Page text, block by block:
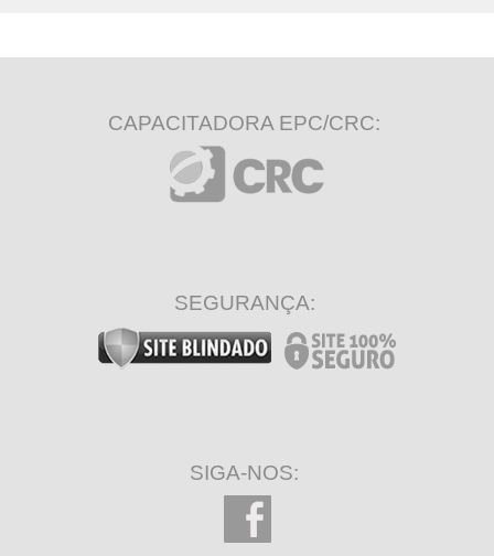
CAPACITADORA EPC/CRC:
SEGURANÇA:
SIGA-NOS: